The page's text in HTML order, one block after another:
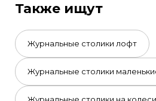
Также ищут
Журнальные столики лофт
Журнальные столики